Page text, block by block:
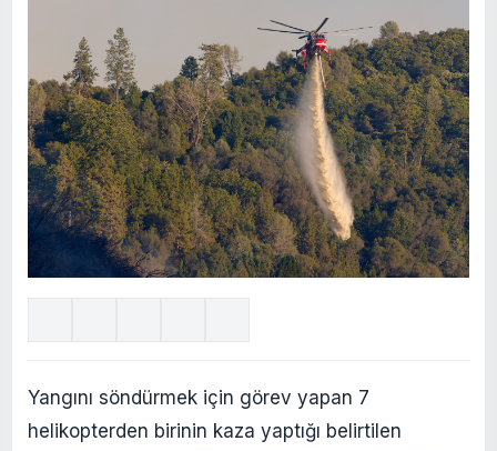
Yangını söndürmek için görev yapan 7
helikopterden birinin kaza yaptığı belirtilen